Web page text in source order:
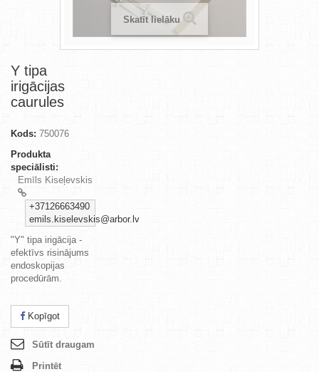
Skatīt lielāku
Y tipa
irigācijas
caurules
Kods: 750076
Produkta
speciālisti:
Emīls Kiseļevskis
+37126663490
emils.kiselevskis@arbor.lv
"Y" tipa irigācija -
efektīvs risinājums
endoskopijas
procedūrām.
Kopīgot
Sūtīt draugam
Printēt